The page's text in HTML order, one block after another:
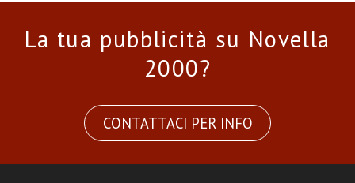
La tua pubblicità su Novella
2000?
CONTATTACI PER INFO